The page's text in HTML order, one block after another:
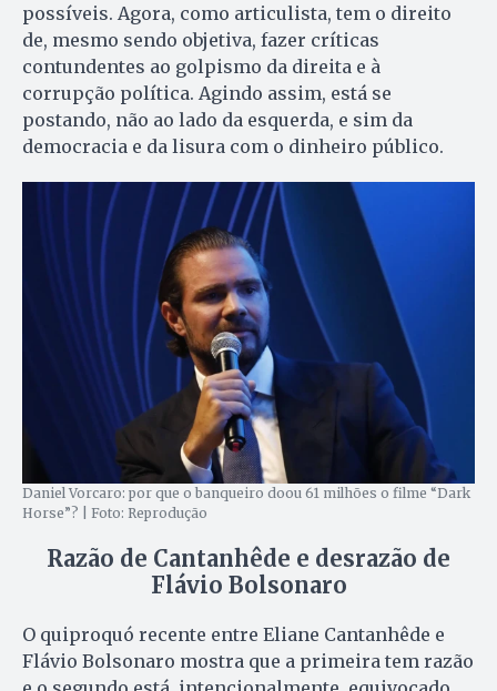
possíveis. Agora, como articulista, tem o direito
de, mesmo sendo objetiva, fazer críticas
contundentes ao golpismo da direita e à
corrupção política. Agindo assim, está se
postando, não ao lado da esquerda, e sim da
democracia e da lisura com o dinheiro público.
Daniel Vorcaro: por que o banqueiro doou 61 milhões o filme “Dark
Horse”? | Foto: Reprodução
Razão de Cantanhêde e desrazão de
Flávio Bolsonaro
O quiproquó recente entre Eliane Cantanhêde e
Flávio Bolsonaro mostra que a primeira tem razão